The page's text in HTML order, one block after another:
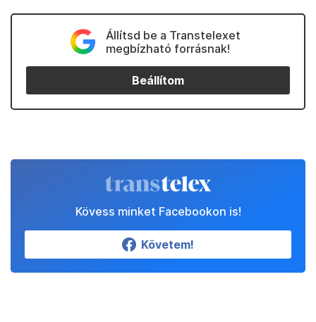
Állítsd be a Transtelexet
megbízható forrásnak!
Beállítom
Kövess minket Facebookon is!
Követem!